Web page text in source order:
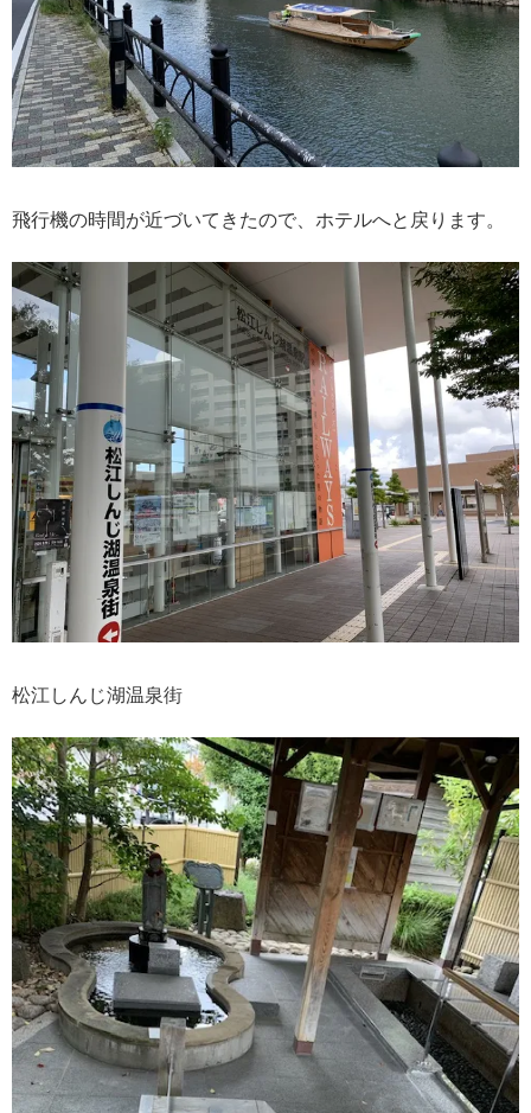
飛行機の時間が近づいてきたので、ホテルへと戻ります。
松江しんじ湖温泉街